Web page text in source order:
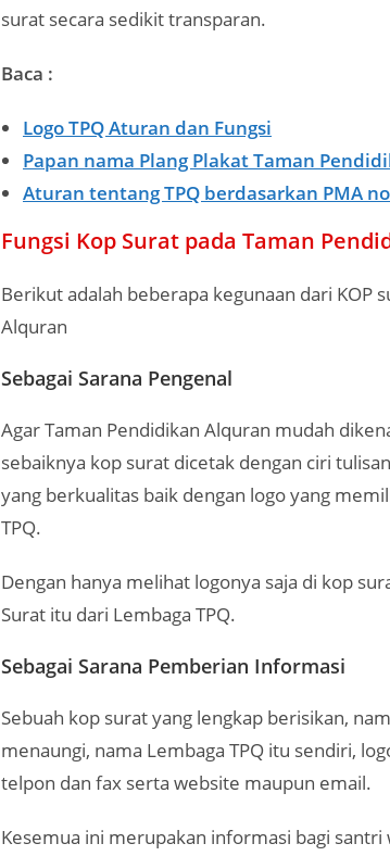
surat secara sedikit transparan.
Baca :
Logo TPQ Aturan dan Fungsi
Papan nama Plang Plakat Taman
Aturan tentang TPQ berdasarkan PMA
Fungsi Kop Surat pada Taman
Berikut adalah beberapa kegunaan dari KOP
Alquran
Sebagai Sarana Pengenal
Agar Taman Pendidikan Alquran mudah
sebaiknya kop surat dicetak dengan ciri
yang berkualitas baik dengan logo yang
TPQ.
Dengan hanya melihat logonya saja di kop
Surat itu dari Lembaga TPQ.
Sebagai Sarana Pemberian Informasi
Sebuah kop surat yang lengkap berisikan,
menaungi, nama Lembaga TPQ itu sendiri,
telpon dan fax serta website maupun email.
Kesemua ini merupakan informasi bagi